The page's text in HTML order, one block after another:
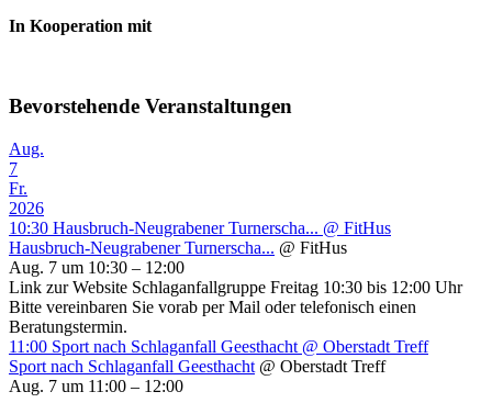
In Kooperation mit
Bevorstehende Veranstaltungen
Aug.
7
Fr.
2026
10:30 Hausbruch-Neugrabener Turnerscha... @ FitHus
Hausbruch-Neugrabener Turnerscha... @ FitHus
Aug. 7 um 10:30 – 12:00
Link zur Website Schlaganfallgruppe Freitag 10:30 bis 12:00 Uhr
Bitte vereinbaren Sie vorab per Mail oder telefonisch einen
Beratungstermin.
11:00 Sport nach Schlaganfall Geesthacht @ Oberstadt Treff
Sport nach Schlaganfall Geesthacht @ Oberstadt Treff
Aug. 7 um 11:00 – 12:00